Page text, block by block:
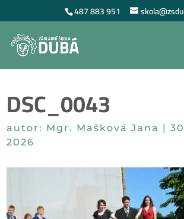
487 883 951
DSC_0043
autor: Mgr. Mašková Jana |
2026